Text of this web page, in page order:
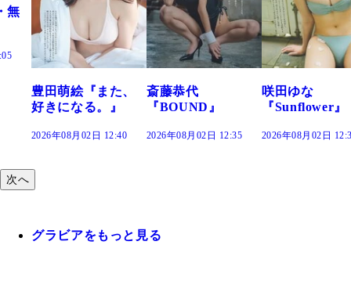
斎藤恭代
『BOUND』
2026年08月02日 12:35
咲田ゆな
『Sunflower』
2026年08月02日 12:30
藤水咲桜『花
だまり』
2026年08月02日
次へ
グラビアをもっと見る